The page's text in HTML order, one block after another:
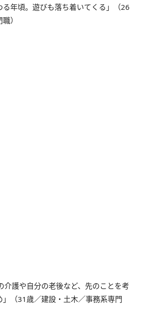
る年頃。遊びも落ち着いてくる」（26
）
介護や自分の老後など、先のことを考
」（31歳／建設・土木／事務系専門